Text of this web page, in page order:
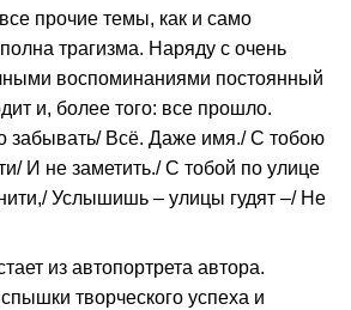
прочие темы, как и само
трагизма. Наряду с очень
воспоминаниями постоянный
и, более того: все прошло.
забывать/ Всё. Даже имя./ С тобою
И не заметить./ С тобой по улице
Услышишь – улицы гудят –/ Не
из автопортрета автора.
творческого успеха и